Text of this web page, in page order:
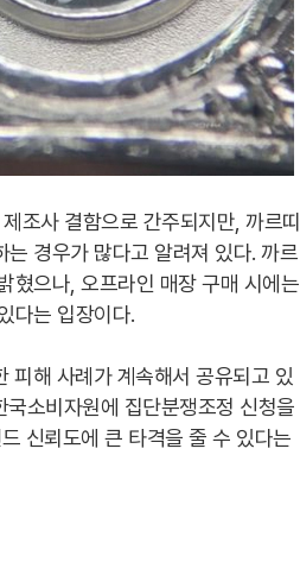
조사 결함으로 간주되지만, 까르띠
경우가 많다고 알려져 있다. 까르
혔으나, 오프라인 매장 구매 시에는
다는 입장이다.
피해 사례가 계속해서 공유되고 있
소비자원에 집단분쟁조정 신청을
신뢰도에 큰 타격을 줄 수 있다는